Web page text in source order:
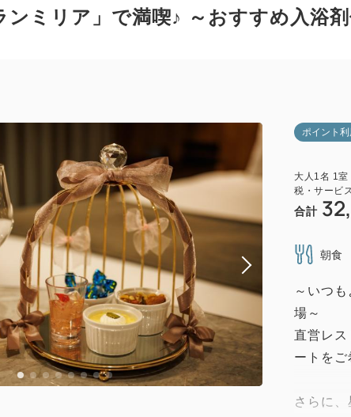
ンミリア」で満喫♪ ～おすすめ入浴剤
ポイント
大人 1名 1室
税・サービ
合計
朝食
～いつ
場～
直営レ
ートをご
さらに